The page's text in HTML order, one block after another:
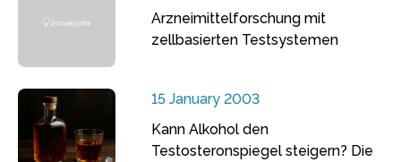
Arzneimittelforschung mit
zellbasierten Testsystemen
15 January 2003
Kann Alkohol den
Testosteronspiegel steigern? Die